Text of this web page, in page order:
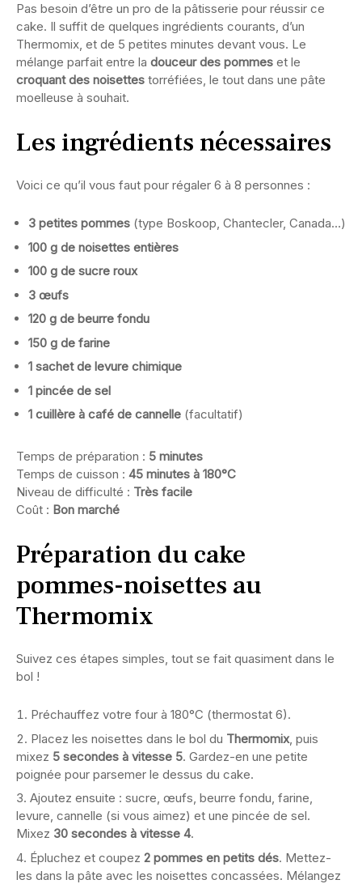
Pas besoin d’être un pro de la pâtisserie pour réussir ce
cake. Il suffit de quelques ingrédients courants, d’un
Thermomix, et de 5 petites minutes devant vous. Le
mélange parfait entre la douceur des pommes et le
croquant des noisettes torréfiées, le tout dans une pâte
moelleuse à souhait.
Les ingrédients nécessaires
Voici ce qu’il vous faut pour régaler 6 à 8 personnes :
3 petites pommes (type Boskoop, Chantecler, Canada…)
100 g de noisettes entières
100 g de sucre roux
3 œufs
120 g de beurre fondu
150 g de farine
1 sachet de levure chimique
1 pincée de sel
1 cuillère à café de cannelle (facultatif)
Temps de préparation : 5 minutes
Temps de cuisson : 45 minutes à 180°C
Niveau de difficulté : Très facile
Coût : Bon marché
Préparation du cake
pommes-noisettes au
Thermomix
Suivez ces étapes simples, tout se fait quasiment dans le
bol !
Préchauffez votre four à 180°C (thermostat 6).
Placez les noisettes dans le bol du Thermomix, puis
mixez 5 secondes à vitesse 5. Gardez-en une petite
poignée pour parsemer le dessus du cake.
Ajoutez ensuite : sucre, œufs, beurre fondu, farine,
levure, cannelle (si vous aimez) et une pincée de sel.
Mixez 30 secondes à vitesse 4.
Épluchez et coupez 2 pommes en petits dés. Mettez-
les dans la pâte avec les noisettes concassées. Mélangez